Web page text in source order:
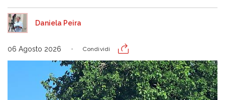
Daniela Peira
06 Agosto 2026 Condividi